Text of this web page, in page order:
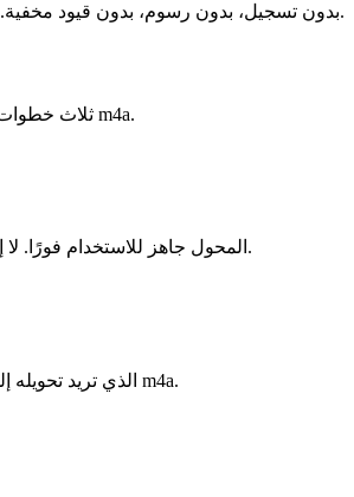
بدون تسجيل، بدون رسوم، بدون قيود مخفية. استخدمه بقدر ما تريد.
ثلاث خطوات سريعة للحصول على m4a.
المحول جاهز للاستخدام فورًا. لا إعدادات مطلوبة.
اختر ملف flv الذي تريد تحويله إلى m4a.